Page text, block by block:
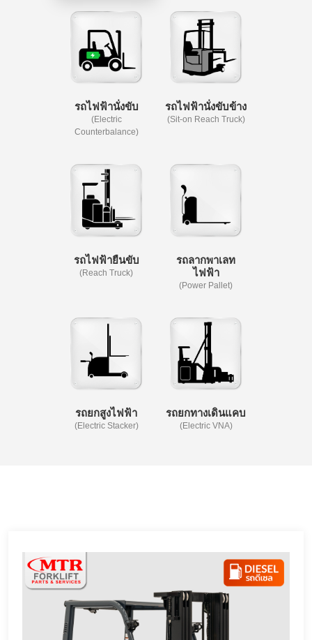
รถไฟฟ้านั่งขับ
(Electric
Counterbalance)
รถไฟฟ้านั่งขับข้าง
(Sit-on Reach Truck)
รถไฟฟ้ายืนขับ
(Reach Truck)
รถลากพาเลท
ไฟฟ้า
(Power Pallet)
รถยกสูงไฟฟ้า
(Electric Stacker)
รถยกทางเดินแคบ
(Electric VNA)